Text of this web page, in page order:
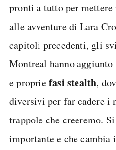
pronti a tutto per
alle avventure di Lara
capitoli precedenti, gli
Montreal hanno
e propriefasi stealth,
diversivi per far cadere i
trappole che creeremo.
importante e che